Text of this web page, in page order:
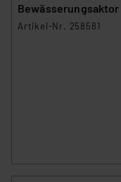
Bewässerungsaktor
Artikel-Nr. 258581